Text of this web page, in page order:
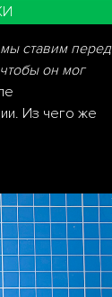
ставим перед
он мог
Из чего же